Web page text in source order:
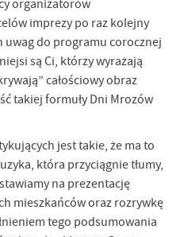
organizatorów
imprezy po raz kolejny
uwag do programu corocznej
są Ci, którzy wyrażają
całościowy obraz
takiej formuły Dni Mrozów
jest takie, że ma to
która przyciągnie tłumy,
na prezentację
mieszkańców oraz rozrywkę
tego podsumowania